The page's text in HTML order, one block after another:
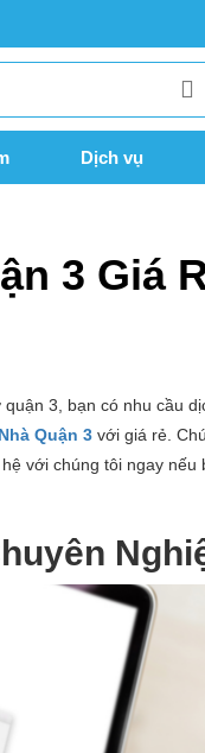
Dịch vụ
3 Giá
3, bạn có nhu cầu
Quận 3 với giá rẻ.
với chúng tôi ngay nếu